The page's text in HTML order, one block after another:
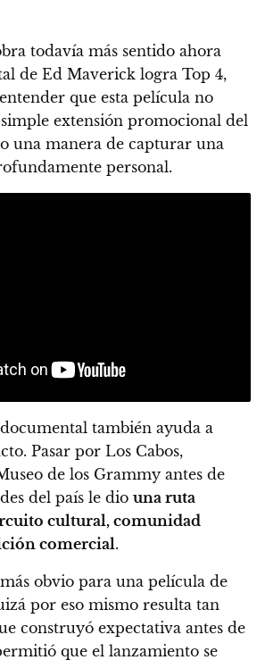
todavía más sentido ahora
de Ed Maverick logra Top 4,
que esta película no
extensión promocional del
una manera de capturar una
personal.
también ayuda a
Pasar por Los Cabos,
de los Grammy antes de
del país le dio una ruta
cultural, comunidad
comercial.
obvio para una película de
por eso mismo resulta tan
construyó expectativa antes de
que el lanzamiento se